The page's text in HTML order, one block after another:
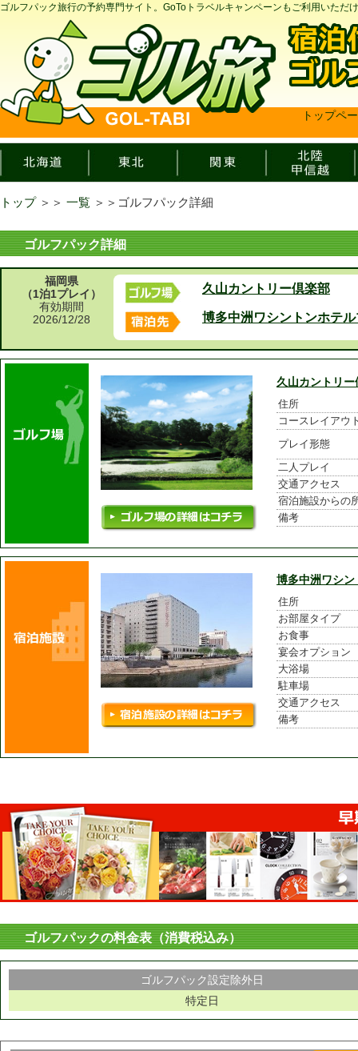
ゴルフパック旅行の予約専門サイト。GoToトラベルキャンペーンもご利用いただ
トップペ
トップ ＞＞ 一覧 ＞＞ ゴルフパック詳細
ゴルフパック詳細
福岡県
（1泊1プレイ）
有効期間
2026/12/28
久山カントリー倶楽部
博多中洲ワシントンホテ
久山カントリー
住所
コースレイアウ
プレイ形態
二人プレイ
交通アクセス
宿泊施設からの
備考
博多中洲ワシ
住所
お部屋タイプ
お食事
宴会オプション
大浴場
駐車場
交通アクセス
備考
ゴルフパックの料金表（消費税込み）
ゴルフパック設定除外日
特定日